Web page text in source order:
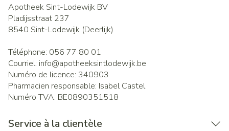
Apotheek Sint-Lodewijk BV
Pladijsstraat 237
8540 Sint-Lodewijk (Deerlijk)
Téléphone: 056 77 80 01
Courriel: info@apotheeksintlodewijk.be
Numéro de licence: 340903
Pharmacien responsable: Isabel Castel
Numéro TVA: BE0890351518
Service à la clientèle